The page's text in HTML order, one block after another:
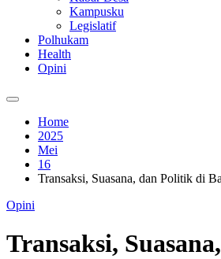
Kampusku
Legislatif
Polhukam
Health
Opini
Home
2025
Mei
16
Transaksi, Suasana, dan Politik di
Opini
Transaksi,